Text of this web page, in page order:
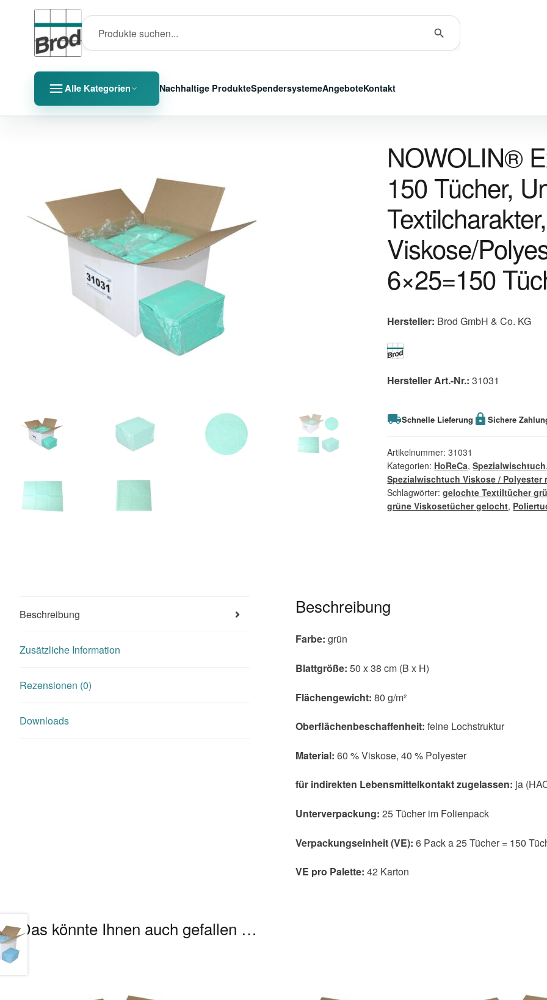
Alle Kategorien Nachhaltige ProdukteSpendersystemeAngeboteKontakt
NOWOLIN®
150 Tücher,
Viskose/
6×25=150
Hersteller: Brod GmbH & Co. KG
Hersteller Art.-Nr.:31031
Schnelle Lieferung Sichere
Artikelnummer:31031
Kategorien: HoReCa,Spezialwischtuch
Spezialwischtuch Viskose /
Schlagwörter:gelochte Textiltücher
grüne Viskosetücher gelocht,
Beschreibung
Zusätzliche Information
Rezensionen (0)
Downloads
Beschreibung
Farbe: grün
Blattgröße: 50 x 38 cm (B x H)
Flächengewicht: 80 g/m²
Oberflächenbeschaffenheit: feine Lochstruktur
Material: 60 % Viskose, 40 % Polyester
für indirekten Lebensmittelkontakt zugelassen: ja
Unterverpackung: 25 Tücher im Folienpack
Verpackungseinheit (VE): 6 Pack a 25 Tücher = 150
VE pro Palette: 42 Karton
Das könnte Ihnen auch gefallen …